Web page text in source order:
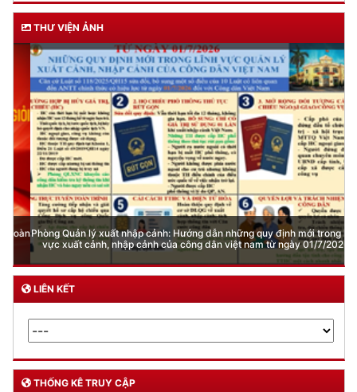
THƯ VIỆN ẢNH
Phòng Quản lý xuất nhập cảnh: Hướng dẫn những quy định mới trong lĩnh
vực xuất cảnh, nhập cảnh của công dân việt nam từ ngày 01/7/2026
LIÊN KẾT
THỐNG KÊ TRUY CẬP